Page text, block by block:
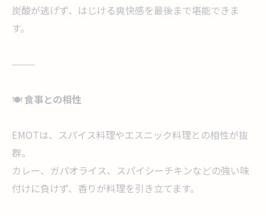
炭酸が逃げず、はじける爽快感を最後まで堪能できま
す。
⸻
🍽️食事との相性
EMOTは、スパイス料理やエスニック料理との相性が抜
群。
カレー、ガパオライス、スパイシーチキンなどの強い味
付けに負けず、香りが料理を引き立てます。